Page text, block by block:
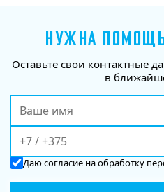
НУЖНА
Оставьте свои контактные
в
Даюсогласие на обработку